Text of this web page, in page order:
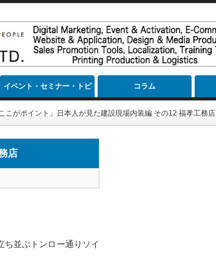
イベント・セミナー・トピ
ック
コラム
ここがポイント」日本人が見た建設現場内装編 その12 福孝工務店
店
並ぶトンロー通りソイ